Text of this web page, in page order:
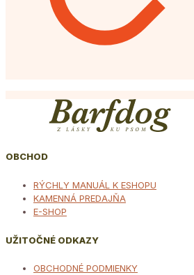
OBCHOD
RÝCHLY MANUÁL K ESHOPU
KAMENNÁ PREDAJŇA
E-SHOP
UŽITOČNÉ ODKAZY
OBCHODNÉ PODMIENKY